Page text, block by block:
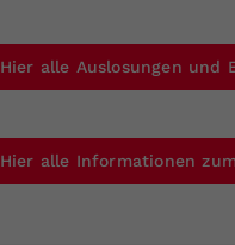
Hier alle Auslosungen und
Hier alle Informationen